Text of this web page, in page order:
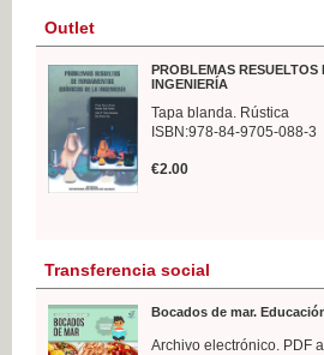
Outlet
PROBLEMAS
INGENIERÍA
Tapa blanda. Rústica
ISBN:978-84-9705-088-3
€2.00
Transferencia social
Bocados de mar.
Archivo electrónico. PDF